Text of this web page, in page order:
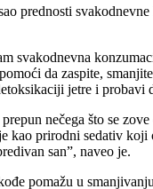
prednosti
svakodnevna
da zaspite,
jetre i probavi
nečega što se zove
kao prirodni sedativ koji
san”, naveo je.
pomažu u